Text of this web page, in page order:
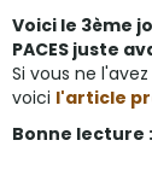
Sondages
Voici le 3ème
PACES juste
Si vous ne
voici l'article
Bonne lecture